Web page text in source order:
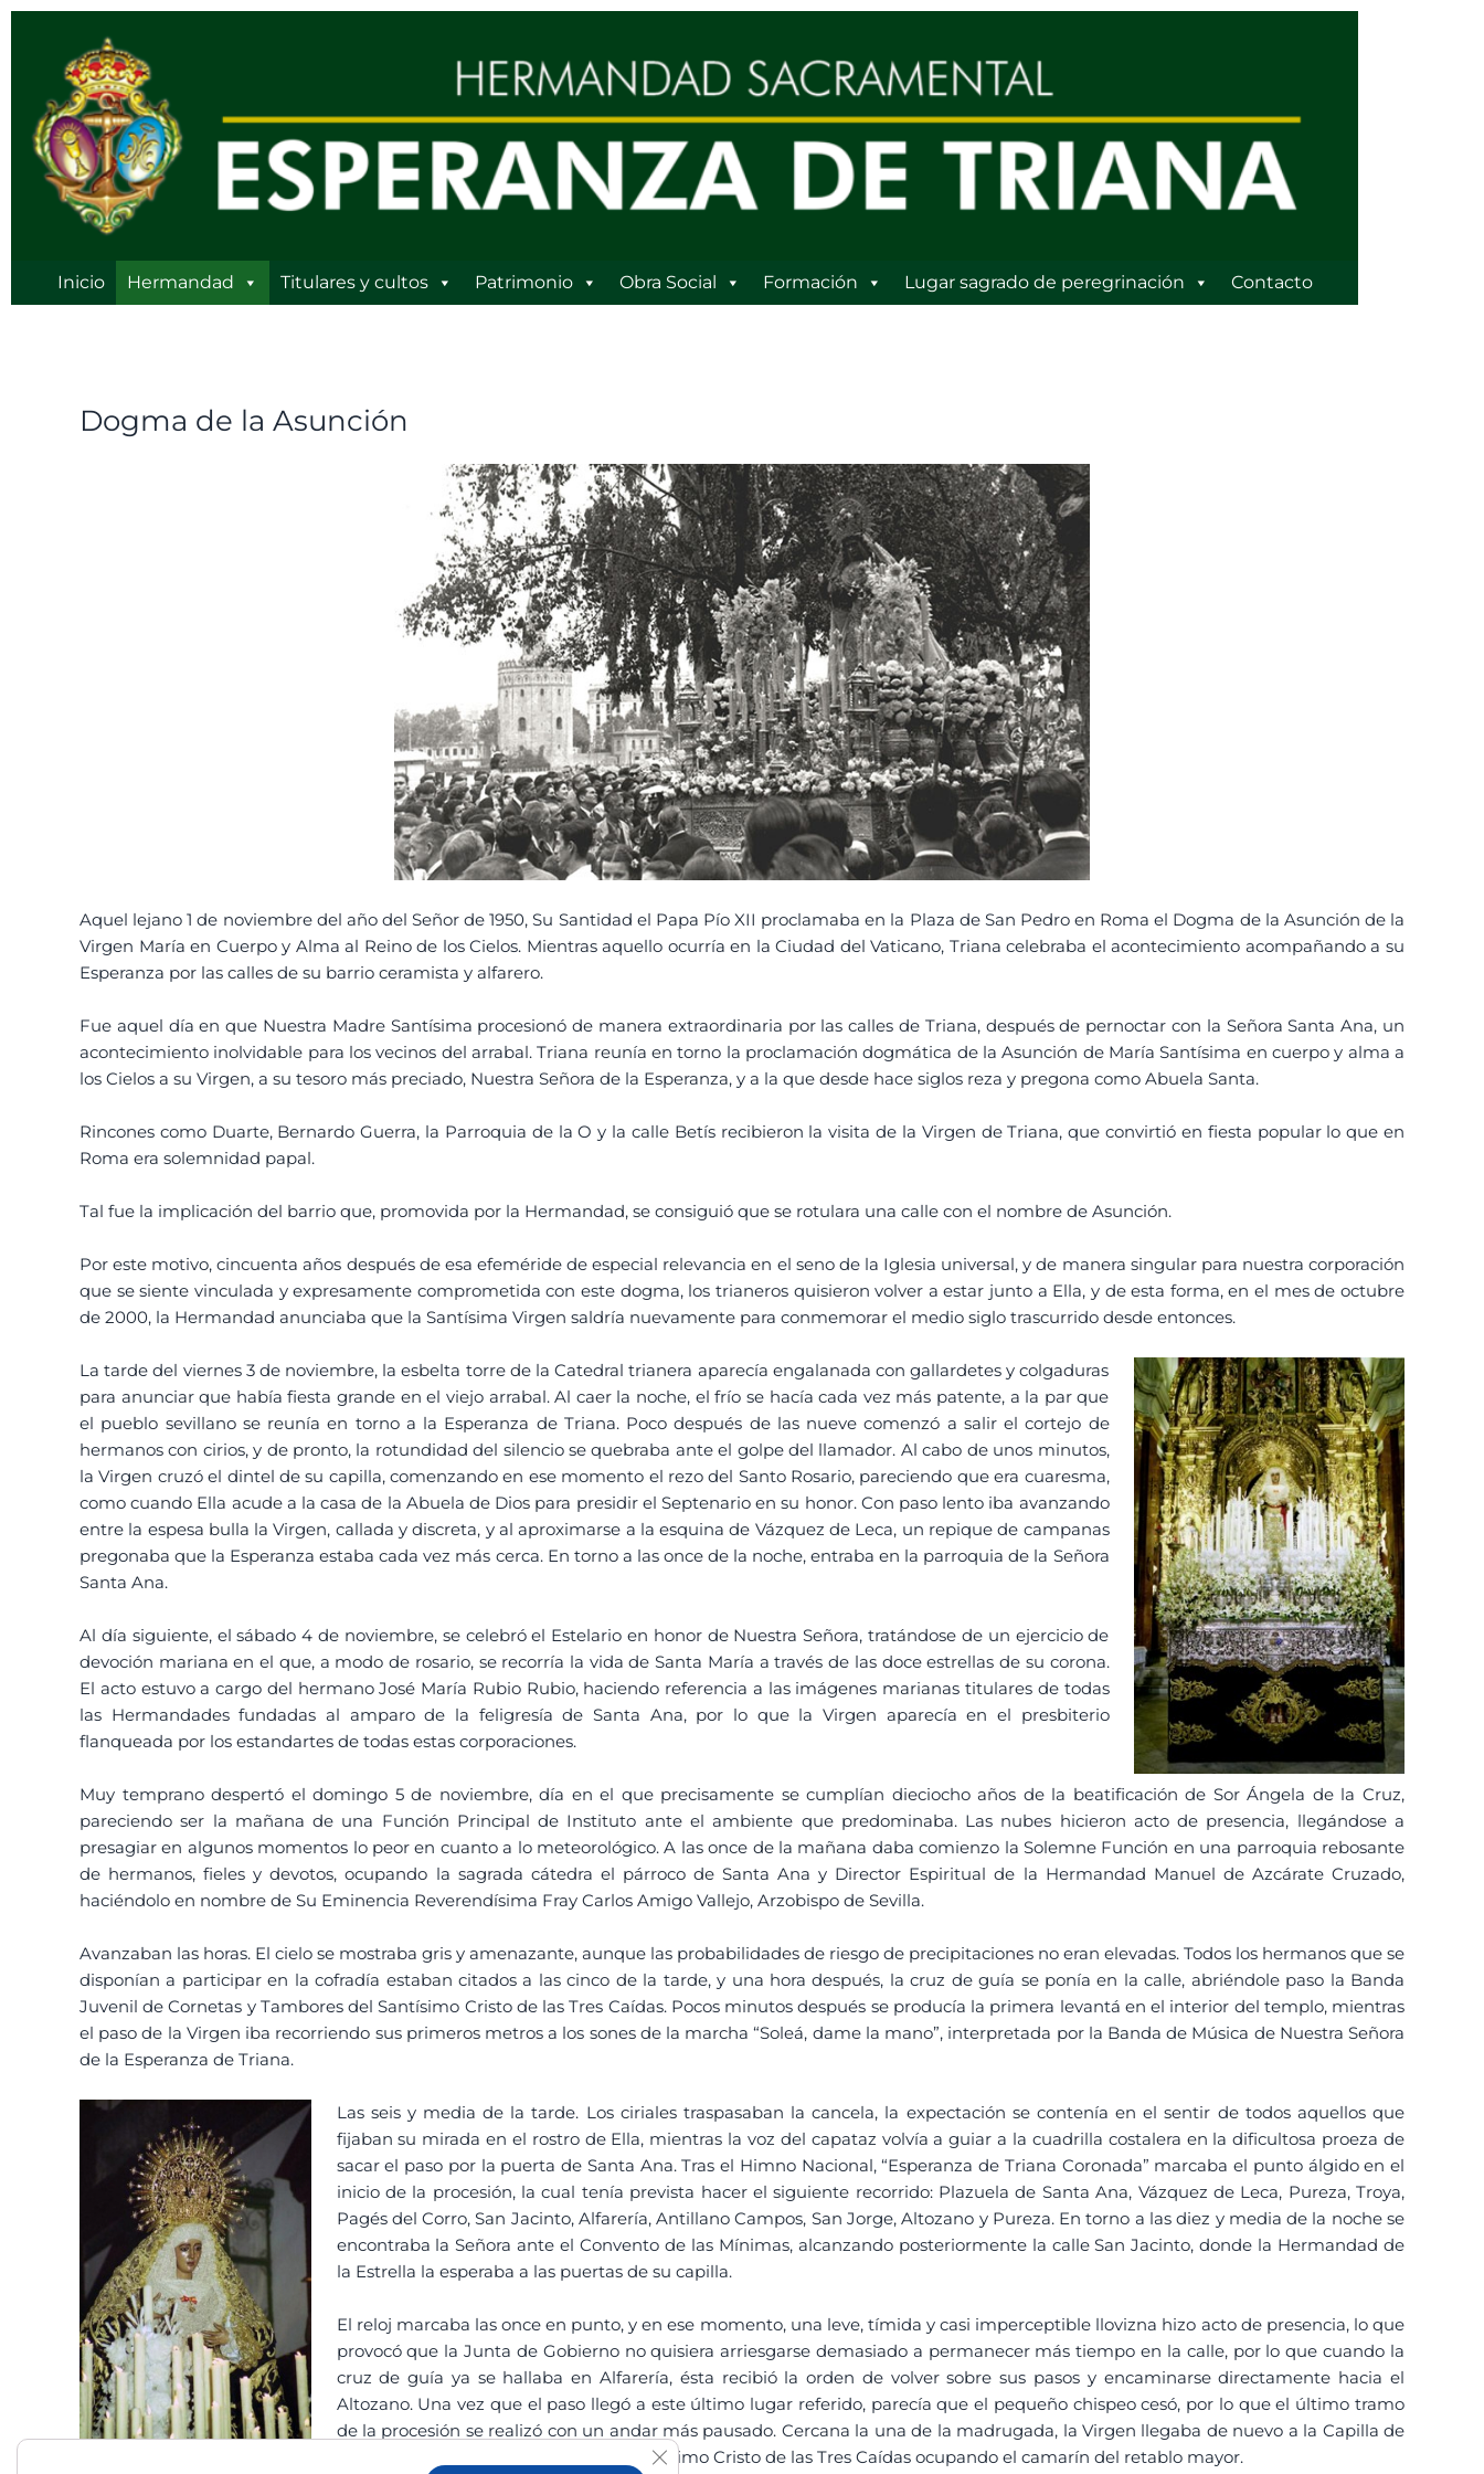
contenido
Inicio Hermandad Titulares y cultos Patrimonio Obra Social Formación Lugar sagrado de peregrinación Contacto
Dogma de la Asunción
Aquel lejano 1 de noviembre del año del Señor de 1950, Su Santidad el Papa Pío XII proclamaba en la Plaza de San Pedro en Roma el Dogma de la Asunción de la
Virgen María en Cuerpo y Alma al Reino de los Cielos. Mientras aquello ocurría en la Ciudad del Vaticano, Triana celebraba el acontecimiento acompañando a su
Esperanza por las calles de su barrio ceramista y alfarero.
Fue aquel día en que Nuestra Madre Santísima procesionó de manera extraordinaria por las calles de Triana, después de pernoctar con la Señora Santa Ana, un
acontecimiento inolvidable para los vecinos del arrabal. Triana reunía en torno la proclamación dogmática de la Asunción de María Santísima en cuerpo y alma a
los Cielos a su Virgen, a su tesoro más preciado, Nuestra Señora de la Esperanza, y a la que desde hace siglos reza y pregona como Abuela Santa.
Rincones como Duarte, Bernardo Guerra, la Parroquia de la O y la calle Betís recibieron la visita de la Virgen de Triana, que convirtió en fiesta popular lo que en
Roma era solemnidad papal.
Tal fue la implicación del barrio que, promovida por la Hermandad, se consiguió que se rotulara una calle con el nombre de Asunción.
Por este motivo, cincuenta años después de esa efeméride de especial relevancia en el seno de la Iglesia universal, y de manera singular para nuestra corporación
que se siente vinculada y expresamente comprometida con este dogma, los trianeros quisieron volver a estar junto a Ella, y de esta forma, en el mes de octubre
de 2000, la Hermandad anunciaba que la Santísima Virgen saldría nuevamente para conmemorar el medio siglo trascurrido desde entonces.
La tarde del viernes 3 de noviembre, la esbelta torre de la Catedral trianera aparecía engalanada con gallardetes y colgaduras
para anunciar que había fiesta grande en el viejo arrabal. Al caer la noche, el frío se hacía cada vez más patente, a la par que
el pueblo sevillano se reunía en torno a la Esperanza de Triana. Poco después de las nueve comenzó a salir el cortejo de
hermanos con cirios, y de pronto, la rotundidad del silencio se quebraba ante el golpe del llamador. Al cabo de unos minutos,
la Virgen cruzó el dintel de su capilla, comenzando en ese momento el rezo del Santo Rosario, pareciendo que era cuaresma,
como cuando Ella acude a la casa de la Abuela de Dios para presidir el Septenario en su honor. Con paso lento iba avanzando
entre la espesa bulla la Virgen, callada y discreta, y al aproximarse a la esquina de Vázquez de Leca, un repique de campanas
pregonaba que la Esperanza estaba cada vez más cerca. En torno a las once de la noche, entraba en la parroquia de la Señora
Santa Ana.
Al día siguiente, el sábado 4 de noviembre, se celebró el Estelario en honor de Nuestra Señora, tratándose de un ejercicio de
devoción mariana en el que, a modo de rosario, se recorría la vida de Santa María a través de las doce estrellas de su corona.
El acto estuvo a cargo del hermano José María Rubio Rubio, haciendo referencia a las imágenes marianas titulares de todas
las Hermandades fundadas al amparo de la feligresía de Santa Ana, por lo que la Virgen aparecía en el presbiterio
flanqueada por los estandartes de todas estas corporaciones.
Muy temprano despertó el domingo 5 de noviembre, día en el que precisamente se cumplían dieciocho años de la beatificación de Sor Ángela de la Cruz,
pareciendo ser la mañana de una Función Principal de Instituto ante el ambiente que predominaba. Las nubes hicieron acto de presencia, llegándose a
presagiar en algunos momentos lo peor en cuanto a lo meteorológico. A las once de la mañana daba comienzo la Solemne Función en una parroquia rebosante
de hermanos, fieles y devotos, ocupando la sagrada cátedra el párroco de Santa Ana y Director Espiritual de la Hermandad Manuel de Azcárate Cruzado,
haciéndolo en nombre de Su Eminencia Reverendísima Fray Carlos Amigo Vallejo, Arzobispo de Sevilla.
Avanzaban las horas. El cielo se mostraba gris y amenazante, aunque las probabilidades de riesgo de precipitaciones no eran elevadas. Todos los hermanos que se
disponían a participar en la cofradía estaban citados a las cinco de la tarde, y una hora después, la cruz de guía se ponía en la calle, abriéndole paso la Banda
Juvenil de Cornetas y Tambores del Santísimo Cristo de las Tres Caídas. Pocos minutos después se producía la primera levantá en el interior del templo, mientras
el paso de la Virgen iba recorriendo sus primeros metros a los sones de la marcha “Soleá, dame la mano”, interpretada por la Banda de Música de Nuestra Señora
de la Esperanza de Triana.
Las seis y media de la tarde. Los ciriales traspasaban la cancela, la expectación se contenía en el sentir de todos aquellos que
fijaban su mirada en el rostro de Ella, mientras la voz del capataz volvía a guiar a la cuadrilla costalera en la dificultosa proeza de
sacar el paso por la puerta de Santa Ana. Tras el Himno Nacional, “Esperanza de Triana Coronada” marcaba el punto álgido en el
inicio de la procesión, la cual tenía prevista hacer el siguiente recorrido: Plazuela de Santa Ana, Vázquez de Leca, Pureza, Troya,
Pagés del Corro, San Jacinto, Alfarería, Antillano Campos, San Jorge, Altozano y Pureza. En torno a las diez y media de la noche se
encontraba la Señora ante el Convento de las Mínimas, alcanzando posteriormente la calle San Jacinto, donde la Hermandad de
la Estrella la esperaba a las puertas de su capilla.
El reloj marcaba las once en punto, y en ese momento, una leve, tímida y casi imperceptible llovizna hizo acto de presencia, lo que
provocó que la Junta de Gobierno no quisiera arriesgarse demasiado a permanecer más tiempo en la calle, por lo que cuando la
cruz de guía ya se hallaba en Alfarería, ésta recibió la orden de volver sobre sus pasos y encaminarse directamente hacia el
Altozano. Una vez que el paso llegó a este último lugar referido, parecía que el pequeño chispeo cesó, por lo que el último tramo
de la procesión se realizó con un andar más pausado. Cercana la una de la madrugada, la Virgen llegaba de nuevo a la Capilla de
los Marineros, donde le esperaba el Santísimo Cristo de las Tres Caídas ocupando el camarín del retablo mayor.
Cerrar el banner de cookies RGPD